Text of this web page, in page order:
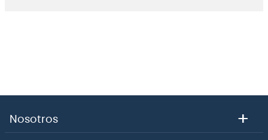
Nosotros
+